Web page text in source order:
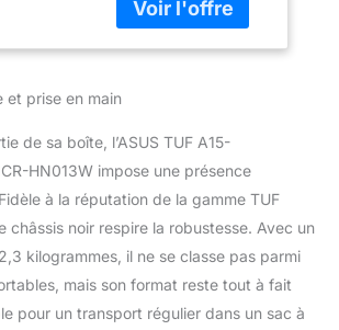
7435HS, 16Go
DDR5, 512Go
SSD, NVIDIA
3050 4Go
Windows 11
Home) – Clavier
AZERTY
d'un puissant
processeur AMD
Ryzen 7 7435HS,
fréquence de base
pouvant atteindre
4,5 GHz. Avec 8
cœurs et 16
threads, ce
processeur garantit
une expérience
fluide et réactive
pour les jeux les
et prise en main
de sa boîte, l’ASUS TUF A15-
HN013W impose une présence
à la réputation de la gamme TUF
châssis noir respire la robustesse. Avec un
kilogrammes, il ne se classe pas parmi
mais son format reste tout à fait
pour un transport régulier dans un sac à